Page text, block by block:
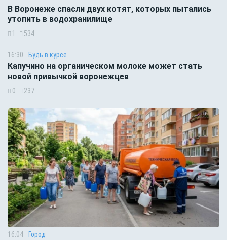
В Воронеже спасли двух котят, которых пытались
утопить в водохранилище
1 534
16:30 Будь в курсе
Капучино на органическом молоке может стать
новой привычкой воронежцев
0 237
16:04 Город